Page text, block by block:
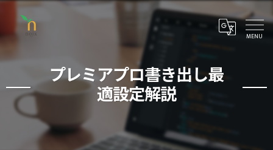
プレミアプロ書き出し最
適設定解説